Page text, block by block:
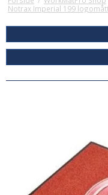
Notrax Imperial 199